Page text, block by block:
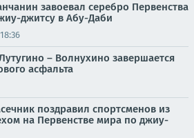
завоевал серебро Первенства
джитсу в Абу-Даби
18:36
– Волнухино завершается
асфальта
поздравил спортсменов из
на Первенстве мира по джиу-